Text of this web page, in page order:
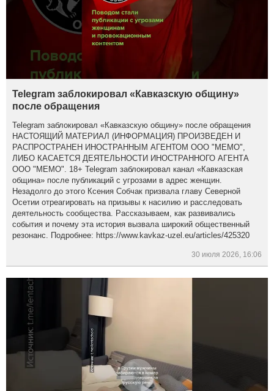
Telegram заблокировал «Кавказскую общину»
после обращения
Telegram заблокировал «Кавказскую общину» после обращения
НАСТОЯЩИЙ МАТЕРИАЛ (ИНФОРМАЦИЯ) ПРОИЗВЕДЕН И
РАСПРОСТРАНЕН ИНОСТРАННЫМ АГЕНТОМ ООО "МЕМО",
ЛИБО КАСАЕТСЯ ДЕЯТЕЛЬНОСТИ ИНОСТРАННОГО АГЕНТА
ООО "МЕМО". 18+ Telegram заблокировал канал «Кавказская
община» после публикаций с угрозами в адрес женщин.
Незадолго до этого Ксения Собчак призвала главу Северной
Осетии отреагировать на призывы к насилию и расследовать
деятельность сообщества. Рассказываем, как развивались
события и почему эта история вызвала широкий общественный
резонанс. Подробнее: https://www.kavkaz-uzel.eu/articles/425320
30 июля 2026, 16:06